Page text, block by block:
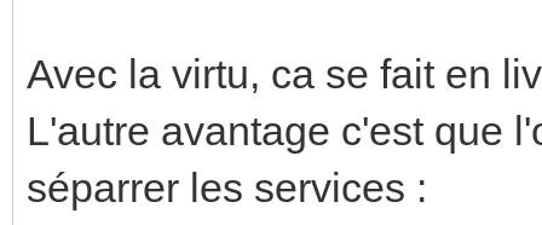
Avec la virtu, ca se fait en
L'autre avantage c'est que
séparrer les services :